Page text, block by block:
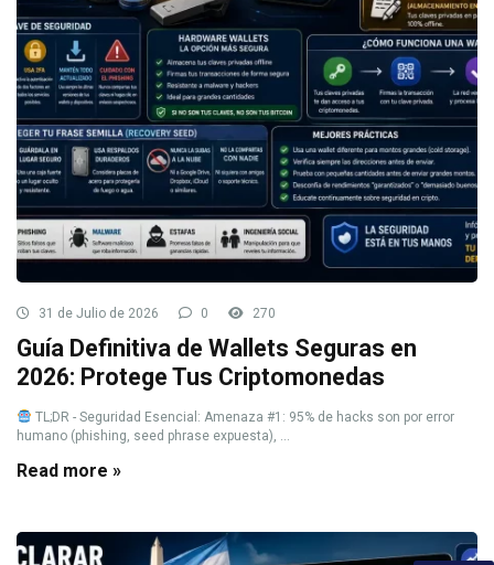
31 de Julio de 2026 0 270
Guía Definitiva de Wallets Seguras en
2026: Protege Tus Criptomonedas
TL;DR - Seguridad Esencial: Amenaza #1: 95% de hacks son por error
humano (phishing, seed phrase expuesta), ...
Read more »